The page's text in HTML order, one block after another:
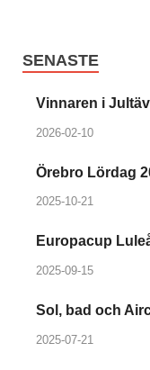
SENASTE
Vinnaren i
2026-02-10
Örebro Lördag
2025-10-21
Europacup
2025-09-15
Sol, bad och
2025-07-21